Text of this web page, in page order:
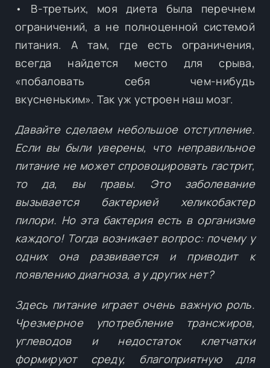
• В-третьих, моя диета была перечнем
ограничений, а не полноценной системой
питания. А там, где есть ограничения,
всегда найдется место для срыва,
«побаловать себя чем-нибудь
вкусненьким». Так уж устроен наш мозг.
Давайте сделаем небольшое отступление.
Если вы были уверены, что неправильное
питание не может спровоцировать гастрит,
то да, вы правы. Это заболевание
вызывается бактерией хеликобактер
пилори. Но эта бактерия есть в организме
каждого! Тогда возникает вопрос: почему у
одних она развивается и приводит к
появлению диагноза, а у других нет?
Здесь питание играет очень важную роль.
Чрезмерное употребление трансжиров,
углеводов и недостаток клетчатки
формируют среду, благоприятную для